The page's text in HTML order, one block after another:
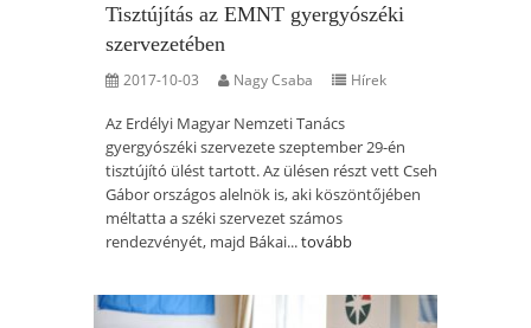
Tisztújítás az EMNT gyergyószéki
szervezetében
2017-10-03 Nagy Csaba Hírek
Az Erdélyi Magyar Nemzeti Tanács
gyergyószéki szervezete szeptember 29-én
tisztújító ülést tartott. Az ülésen részt vett Cseh
Gábor országos alelnök is, aki köszöntőjében
méltatta a széki szervezet számos
rendezvényét, majd Bákai...tovább